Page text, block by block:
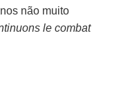
não muito
le combat